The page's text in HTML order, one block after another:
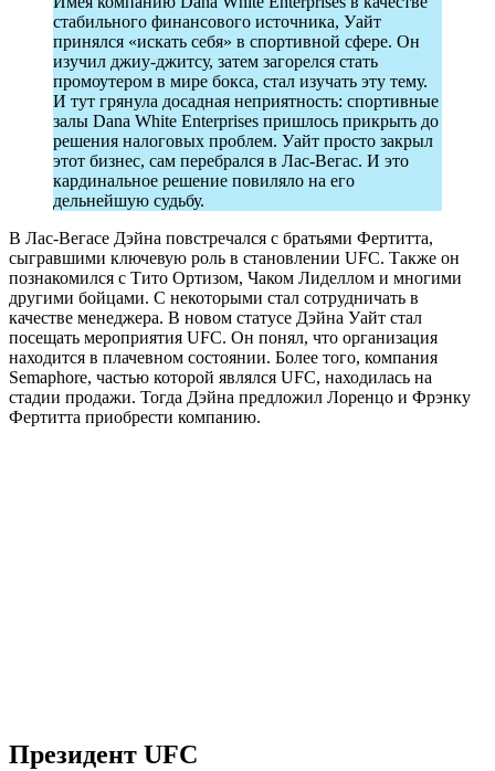
стабильного финансового источника, Уайт
принялся «искать себя» в спортивной сфере. Он
изучил джиу-джитсу, затем загорелся стать
промоутером в мире бокса, стал изучать эту тему.
И тут грянула досадная неприятность: спортивные
залы Dana White Enterprises пришлось прикрыть до
решения налоговых проблем. Уайт просто закрыл
этот бизнес, сам перебрался в Лас-Вегас. И это
кардинальное решение повиляло на его
дельнейшую судьбу.
В Лас-Вегасе Дэйна повстречался с братьями Фертитта,
сыгравшими ключевую роль в становлении UFC. Также он
познакомился с Тито Ортизом, Чаком Лиделлом и многими
другими бойцами. С некоторыми стал сотрудничать в
качестве менеджера. В новом статусе Дэйна Уайт стал
посещать мероприятия UFC. Он понял, что организация
находится в плачевном состоянии. Более того, компания
Semaphore, частью которой являлся UFC, находилась на
стадии продажи. Тогда Дэйна предложил Лоренцо и Фрэнку
Фертитта приобрести компанию.
Президент UFC